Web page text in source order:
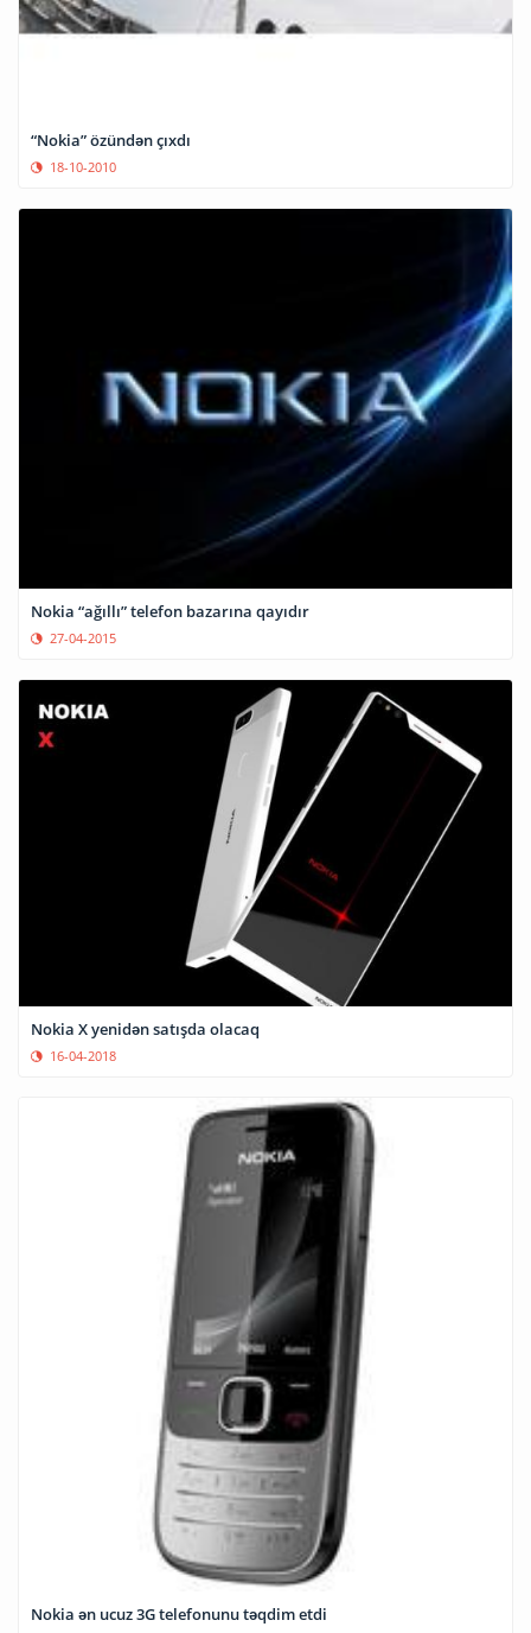
“Nokia” özündən çıxdı
18-10-2010
Nokia “ağıllı” telefon bazarına qayıdır
27-04-2015
Nokia X yenidən satışda olacaq
16-04-2018
Nokia ən ucuz 3G telefonunu təqdim etdi